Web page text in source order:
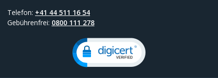
Telefon: +41 44 511 16 54
Gebührenfrei: 0800 111 278